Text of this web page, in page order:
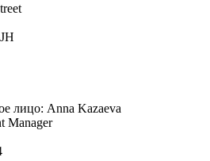
лицо: Anna Kazaeva
Manager